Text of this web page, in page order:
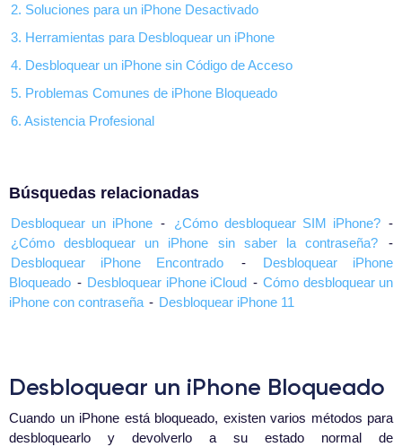
2. Soluciones para un iPhone Desactivado
3. Herramientas para Desbloquear un iPhone
4. Desbloquear un iPhone sin Código de Acceso
5. Problemas Comunes de iPhone Bloqueado
6. Asistencia Profesional
Búsquedas relacionadas
Desbloquear un iPhone - ¿Cómo desbloquear SIM iPhone? -
¿Cómo desbloquear un iPhone sin saber la contraseña?
-
Desbloquear iPhone Encontrado
-
Desbloquear iPhone
Bloqueado - Desbloquear iPhone iCloud - Cómo desbloquear un
iPhone con contraseña - Desbloquear iPhone 11
Desbloquear un iPhone Bloqueado
Cuando un iPhone está bloqueado, existen varios métodos para
desbloquearlo y devolverlo a su estado normal de